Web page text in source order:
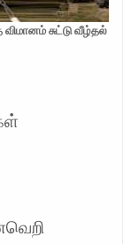
விமானம் சுட்டு வீழ்தல்